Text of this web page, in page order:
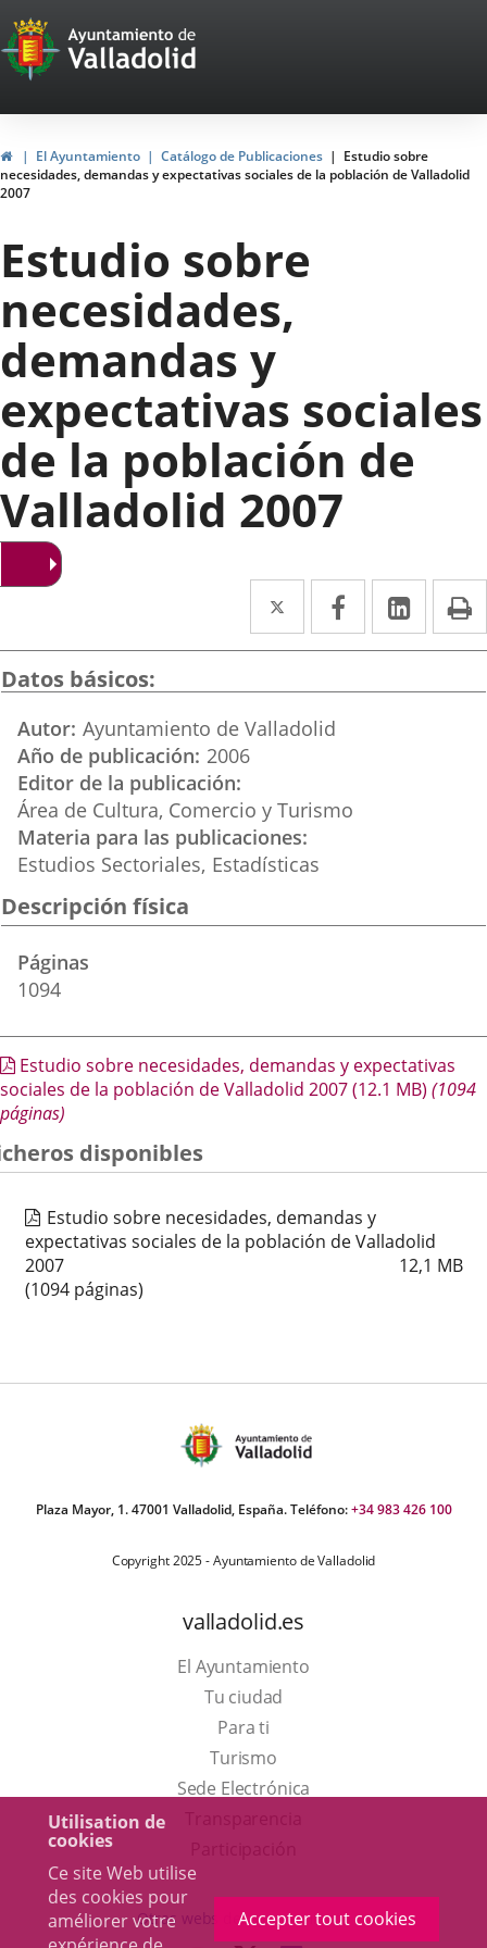
Utilisation de
cookies
Ce site Web utilise
des cookies pour
améliorer votre
Accepter tout cookies
Portal
Web
del
Ayuntamiento
de
Valladolid
InicioEl Ayuntamiento Catálogo de Publicaciones
Estudio sobre
necesidades, demandas y expectativas sociales de la población de Valladolid
2007
Estudio sobre
necesidades,
demandas y
expectativas sociales
de la población de
Valladolid 2007
Twitter
Enlace
a
externa.
Facebook
Enlace
a
Enlace
a
Datos básicos
Autor Ayuntamiento de Valladolid
Año de publicación 2006
Editor de la publicación
Área de Cultura, Comercio y Turismo
Materia para las publicaciones
Estudios Sectoriales Estadísticas
Descripción física
Páginas
1094
Descripción
Estudio sobre necesidades, demandas y expectativas
sociales de la población de Valladolid 2007(12.1 MB) (1094
páginas)
disponibles
Estudio sobre necesidades, demandas y
expectativas sociales de la población de Valladolid
2007
12,1 MB
(1094 páginas)
Plaza Mayor, 1. 47001 Valladolid, España. Teléfono:+34 983 426 100
Copyright 2025 - Ayuntamiento de Valladolid
valladolid.es
El Ayuntamiento
Tu ciudad
Para ti
TurismoEste
enlace
una
ventana
Sede Electrónica
externa.
Otras webs del ayuntamiento